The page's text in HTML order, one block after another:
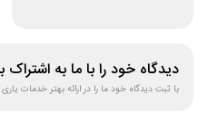
دیدگاه خود را با ما به اشتراک
با ثبت دیدگاه خود ما را در ارائه بهتر خدمات یاری